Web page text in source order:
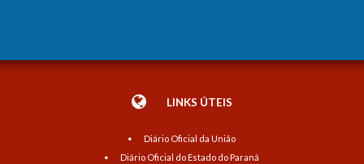
LINKS ÚTEIS
Diário Oficial da União
Diário Oficial do Estado do Paraná